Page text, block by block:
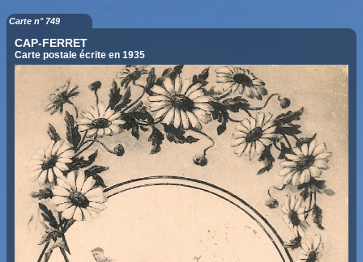
Carte n° 749
CAP-FERRET
Carte postale écrite en 1935